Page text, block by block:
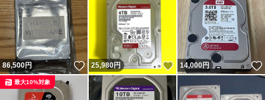
86,500円 いいね！
25,980円 いいね！
14,000円
最大10%対象